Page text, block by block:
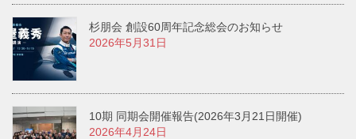
杉朋会 創設60周年記念総会のお知らせ
2026年5月31日
10期 同期会開催報告(2026年3月21日開催)
2026年4月24日